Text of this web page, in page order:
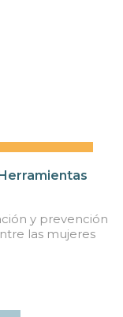
y prevención
las mujeres